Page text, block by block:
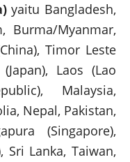
yaitu Bangladesh,
Burma/Myanmar,
Timor Leste
Laos (Lao
Malaysia,
Nepal, Pakistan,
(Singapore),
Sri Lanka, Taiwan,